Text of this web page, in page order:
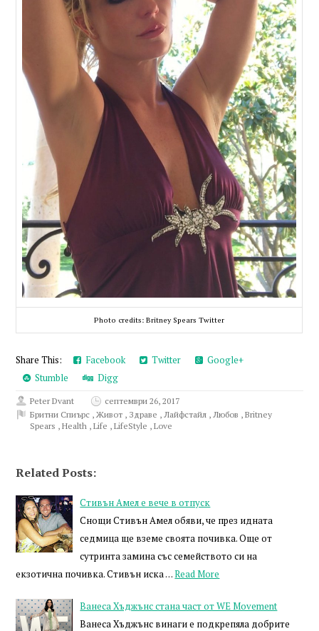
Photo credits: Britney Spears Twitter
Share This: Facebook Twitter
Google+
Stumble
Digg
Peter Dvant
септември 26, 2017
Бритни Спиърс ,Живот , Здраве ,Лайфстайл ,Любов ,Britney
Spears ,Health ,Life ,LifeStyle ,Love
Related Posts:
Стивън Амел е вече в отпуск
Снощи Стивън Амел обяви, че през идната
седмица ще вземе своята почивка. Още от
сутринта замина със семейството си на
екзотична почивка. Стивън иска …Read More
Ванеса Хъджънс стана част от WE Movement
Ванеса Хъджънс винаги е подкрепяла добрите